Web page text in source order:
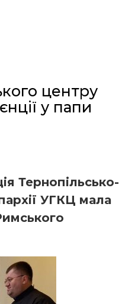
центру
у папи
Тернопільсько-
УГКЦ мала